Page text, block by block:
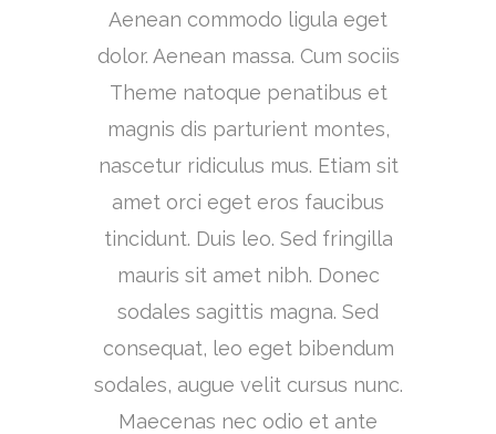
Aenean commodo ligula eget
dolor. Aenean massa. Cum sociis
Theme natoque penatibus et
magnis dis parturient montes,
nascetur ridiculus mus. Etiam sit
amet orci eget eros faucibus
tincidunt. Duis leo. Sed fringilla
mauris sit amet nibh. Donec
sodales sagittis magna. Sed
consequat, leo eget bibendum
sodales, augue velit cursus nunc.
Maecenas nec odio et ante